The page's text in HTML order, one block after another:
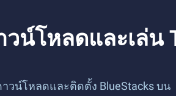
น์โหลดและเล่น
าวน์โหลดและติดตั้ง BlueStacks บน